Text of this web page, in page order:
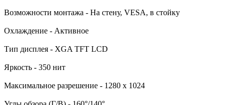
Возможности монтажа - На стену, VESA, в стойку
Охлаждение - Активное
Тип дисплея - XGA TFT LCD
Яркость - 350 нит
Максимальное разрешение - 1280 x 1024